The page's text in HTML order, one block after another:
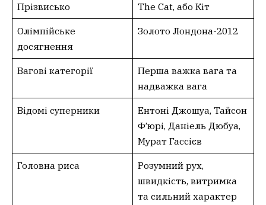
Прізвисько The Cat, або Кіт
Олімпійське
досягнення
Золото Лондона-2012
Вагові категорії
Перша важка вага та
надважка вага
Відомі суперники
Ентоні Джошуа, Тайсон
Ф’юрі, Даніель Дюбуа,
Мурат Гассієв
Головна риса
Розумний рух,
швидкість, витримка
та сильний характер